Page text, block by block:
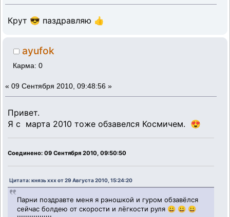
Крут 😎 паздравляю 👍
ayufok
Карма: 0
« 09 Сентября 2010, 09:48:56 »
Привет.
Я с марта 2010 тоже обзавелся Космичем. 😍
Соединено: 09 Сентября 2010, 09:50:50
Цитата: князь ххх от 29 Августа 2010, 15:24:20
Парни поздравте меня я рэношкой и гуром обзавёлся
сейчас болдею от скорости и лёгкости руля 😀 😀 😀